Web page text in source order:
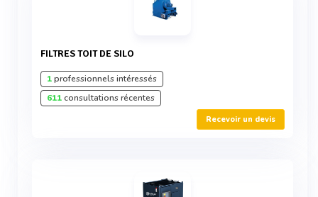
FILTRES TOIT DE SILO
1professionnels intéressés
611consultations récentes
Recevoir un devis